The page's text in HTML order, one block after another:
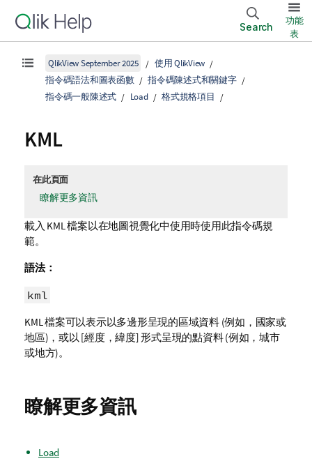
Search
功能
表
QlikView September 2025
使用 QlikView
指令碼語法和圖表函數
指令碼陳述式和關鍵字
指令碼一般陳述式
Load 格式規格項目
KML
在此頁面
瞭解更多資訊
載入 KML檔案以在地圖視覺化中使用時使用此指令碼規
範。
語法：
kml
KML檔案可以表示以多邊形呈現的區域資料 (例如，國家或
地區)，或以 [經度，緯度] 形式呈現的點資料 (例如，城市
或地方)。
瞭解更多資訊
Load